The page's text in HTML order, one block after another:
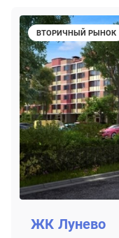
ВТОРИЧНЫЙ РЫНОК
ЖК Лунево